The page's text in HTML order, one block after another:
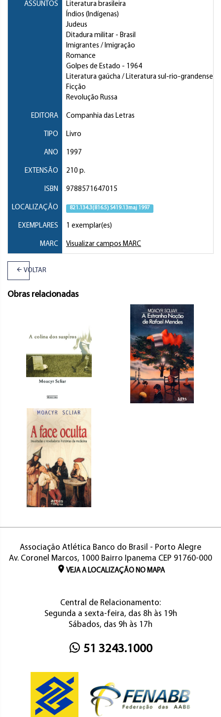
ASSUNTOS
Literatura brasileira
Índios (Indígenas)
Judeus
Ditadura militar - Brasil
Imigrantes / Imigração
Romance
Golpes de Estado - 1964
Literatura gaúcha / Literatura sul-rio-grandense
Ficção
Revolução Russa
EDITORA Companhia das Letras
TIPO Livro
ANO 1997
EXTENSÃO 210 p.
ISBN 9788571647015
LOCALIZAÇÃO 821.134.3(816.5) S419.13maj 1997
EXEMPLARES 1 exemplar(es)
MARC Visualizar campos MARC
VOLTAR
Obras relacionadas
Associação Atlética Banco do Brasil - Porto Alegre
Av. Coronel Marcos, 1000 Bairro Ipanema CEP 91760-000
VEJA A LOCALIZAÇÃO NO MAPA
Central de Relacionamento:
Segunda a sexta-feira, das 8h às 19h
Sábados, das 9h às 17h
51 3243.1000